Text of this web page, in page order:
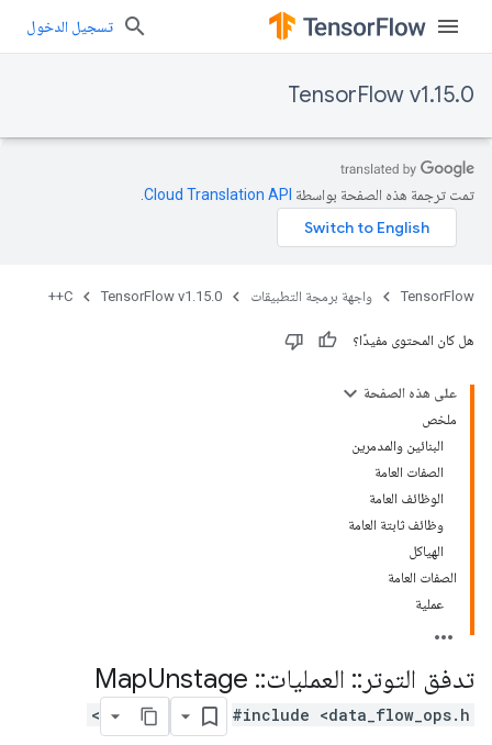
تسجيل الدخول
TensorFlow v1.15.0
تمت ترجمة هذه الصفحة بواسطة Cloud Translation API‏
TensorFlow واجهة برمجة التطبيقات TensorFlow v1.15.0
C++
هل كان المحتوى مفيدًا؟
على هذه الصفحة
ملخص
البنائين والمدمرين
الصفات العامة
الوظائف العامة
وظائف ثابتة العامة
الهياكل
الصفات العامة
عملية
تدفق التوتر :: العمليات::
Unstage
#include <data_flow_ops.h>